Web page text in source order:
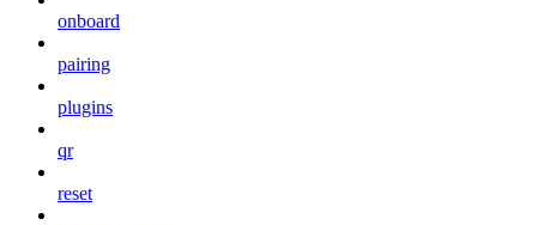
onboard
pairing
plugins
qr
reset